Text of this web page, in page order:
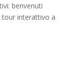
benvenuti
tour interattivo a